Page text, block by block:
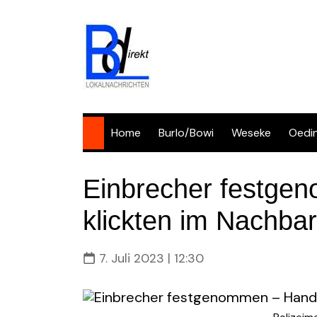
Home Burlo/Bowi Weseke
Einbrecher
klickten im
7. Juli 2023 | 12:30